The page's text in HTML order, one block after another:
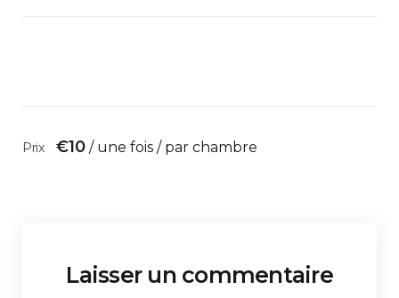
Prix €10 / une fois / par chambre
Laisser un commentaire